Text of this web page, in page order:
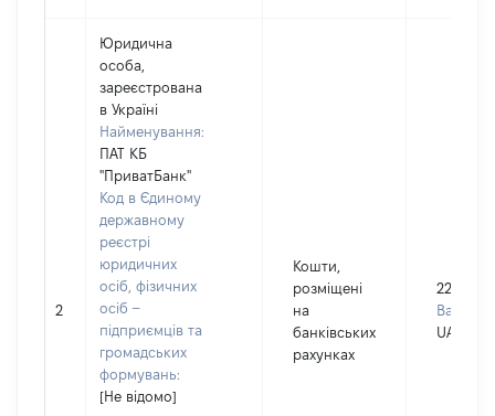
2
Юридична
особа,
зареєстрована
в Україні
Найменування:
ПАТ КБ
"ПриватБанк"
Код в Єдиному
державному
реєстрі
юридичних
осіб, фізичних
осіб –
підприємців та
громадських
формувань:
[Не відомо]
Кошти,
розміщені
на
банківських
рахунках
22
Валюта:
UAH